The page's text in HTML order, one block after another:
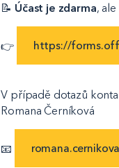
📝 Účast je zdarma,
👉 https://
V případě dotazů
Romana Černíková
📧